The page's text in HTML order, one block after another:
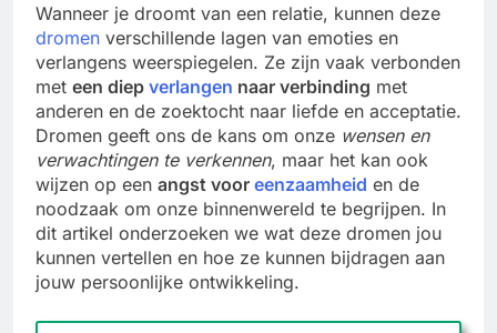
Wanneer je droomt van een relatie, kunnen deze
dromen verschillende lagen van emoties en
verlangens weerspiegelen. Ze zijn vaak verbonden
met een diep verlangen naar verbinding met
anderen en de zoektocht naar liefde en acceptatie.
Dromen geeft ons de kans om onze wensen en
verwachtingen te verkennen, maar het kan ook
wijzen op een angst voor eenzaamheid en de
noodzaak om onze binnenwereld te begrijpen. In
dit artikel onderzoeken we wat deze dromen jou
kunnen vertellen en hoe ze kunnen bijdragen aan
jouw persoonlijke ontwikkeling.